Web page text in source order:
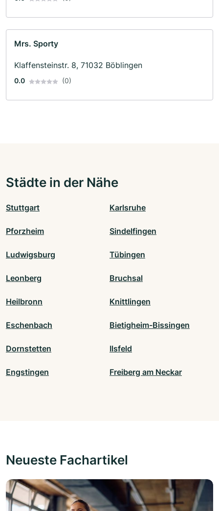
Mrs. Sporty
Klaffensteinstr. 8, 71032 Böblingen
0.0 (0)
Städte in der Nähe
Stuttgart Karlsruhe
Pforzheim Sindelfingen
Ludwigsburg Tübingen
Leonberg Bruchsal
Heilbronn Knittlingen
Eschenbach Bietigheim-Bissingen
Dornstetten Ilsfeld
Engstingen Freiberg am Neckar
Neueste Fachartikel